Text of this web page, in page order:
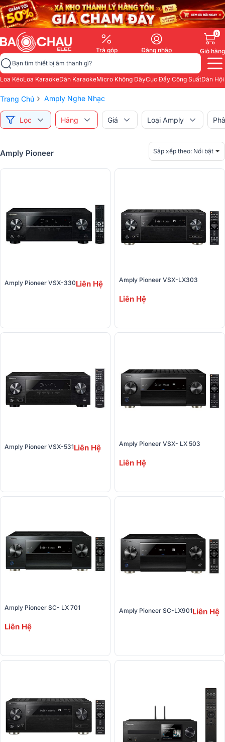
Trả góp Đăng nhập
0
Giỏ hàng
Bạn tìm thiết bị âm thanh gì?
Loa KéoLoa KaraokeDàn KaraokeMicro Không DâyCục Đẩy Công SuấtDàn
Trang Chủ › Amply Nghe Nhạc
Lọc Hãng Giá Loại Amply
Amply Pioneer Sắp xếp theo: Nổi bật
Amply Pioneer VSX-330Liên Hệ Amply Pioneer VSX-LX303
Liên Hệ
Amply Pioneer VSX-531Liên Hệ Amply Pioneer VSX- LX 503
Liên Hệ
Amply Pioneer SC- LX 701
Liên Hệ
Amply Pioneer SC-LX901Liên Hệ